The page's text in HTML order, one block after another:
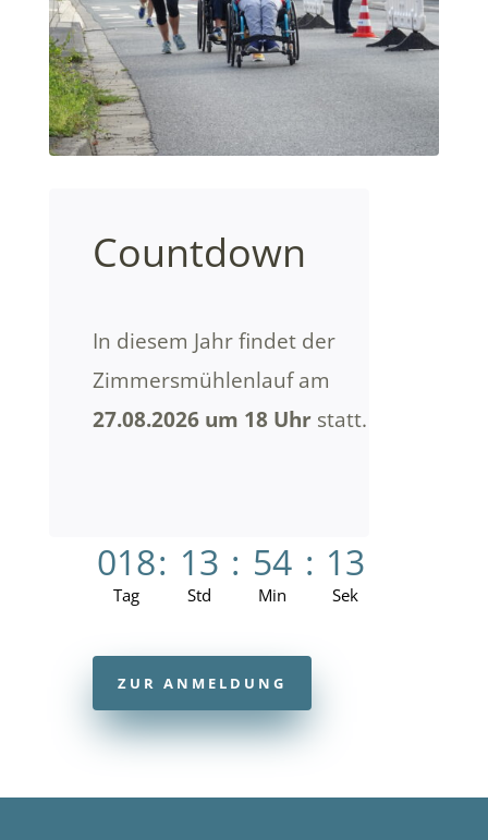
Countdown
In diesem Jahr findet der
Zimmersmühlenlauf am
27.08.2026 um 18 Uhr statt.
018
Tag
: 13
Std
: 54
Min
: 12
Sek
ZUR ANMELDUNG